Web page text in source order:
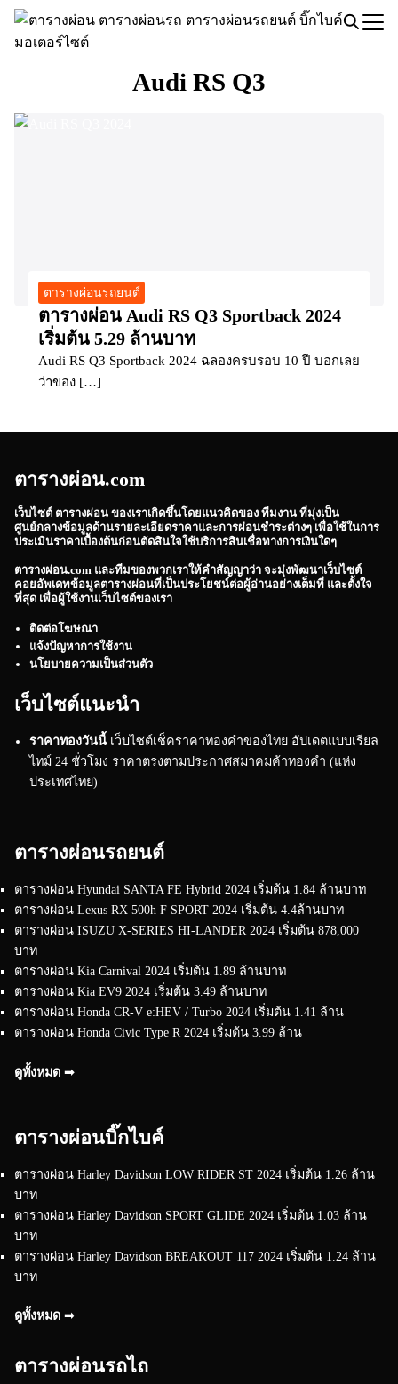
Skip
Search
Audi RS Q3
ตารางผ่อนรถยนต์
ตารางผ่อน Audi RS Q3 Sportback 2024
เริ่มต้น 5.29 ล้านบาท
Audi RS Q3 Sportback 2024 ฉลองครบรอบ 10 ปี บอกเลย
ว่าของ […]
ตารางผ่อน.com
เว็บไซต์ ตารางผ่อน ของเราเกิดขึ้นโดยแนวคิดของ ทีมงาน ที่มุ่งเป็น
ศูนย์กลางข้อมูลด้านรายละเอียดราคาและการผ่อนชำระต่างๆ เพื่อใช้ในการ
ประเมินราคาเบื้องต้นก่อนตัดสินใจใช้บริการสินเชื่อทางการเงินใดๆ
ตารางผ่อน.com และทีมของพวกเราให้คำสัญญาว่า จะมุ่งพัฒนาเว็บไซต์
คอยอัพเดทข้อมูลตารางผ่อนที่เป็นประโยชน์ต่อผู้อ่านอย่างเต็มที่ และตั้งใจ
ที่สุด เพื่อผู้ใช้งานเว็บไซต์ของเรา
ติดต่อโฆษณา
แจ้งปัญหาการใช้งาน
นโยบายความเป็นส่วนตัว
เว็บไซต์แนะนำ
ราคาทองวันนี้ เว็บไซต์เช็คราคาทองคำของไทย อัปเดตแบบเรียล
ไทม์ 24 ชั่วโมง ราคาตรงตามประกาศสมาคมค้าทองคำ (แห่ง
ประเทศไทย)
ตารางผ่อนรถยนต์
ตารางผ่อน Hyundai SANTA FE Hybrid 2024 เริ่มต้น 1.84 ล้านบาท
ตารางผ่อน Lexus RX 500h F SPORT 2024 เริ่มต้น 4.4ล้านบาท
ตารางผ่อน ISUZU X-SERIES HI-LANDER 2024 เริ่มต้น 878,000
บาท
ตารางผ่อน Kia Carnival 2024 เริ่มต้น 1.89 ล้านบาท
ตารางผ่อน Kia EV9 2024 เริ่มต้น 3.49 ล้านบาท
ตารางผ่อน Honda CR-V e:HEV / Turbo 2024 เริ่มต้น 1.41 ล้าน
ตารางผ่อน Honda Civic Type R 2024 เริ่มต้น 3.99 ล้าน
ดูทั้งหมด ➟
ตารางผ่อนบิ๊กไบค์
ตารางผ่อน Harley Davidson LOW RIDER ST 2024 เริ่มต้น 1.26 ล้าน
บาท
ตารางผ่อน Harley Davidson SPORT GLIDE 2024 เริ่มต้น 1.03 ล้าน
บาท
ตารางผ่อน Harley Davidson BREAKOUT 117 2024 เริ่มต้น 1.24 ล้าน
บาท
ดูทั้งหมด ➟
ตารางผ่อนรถไถ